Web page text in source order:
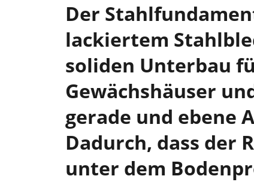
Der
lackiertem
soliden Unterbau
Gewächshäuser
gerade und ebene
Dadurch, dass der
unter dem